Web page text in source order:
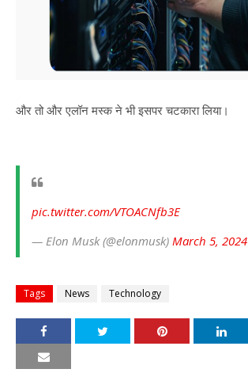
और तो और एलॉन मस्क ने भी इसपर चटकारा लिया।
pic.twitter.com/VTOACNfb3E
— Elon Musk (@elonmusk) March 5, 2024
Tags News Technology